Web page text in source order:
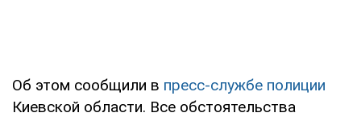
Об этом сообщили в пресс-службе полиции
Киевской области. Все обстоятельства